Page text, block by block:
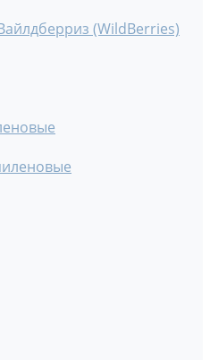
(WildBerries)